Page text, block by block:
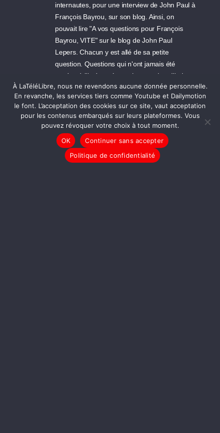
internautes, pour une interview de John Paul à
François Bayrou, sur son blog. Ainsi, on
pouvait lire "A vos questions pour François
Bayrou, VITE" sur le blog de John Paul
Lepers. Chacun y est allé de sa petite
question. Questions qui n'ont jamais été
posées à l'intéressé et qui sont aujourd'hui
tombées aux oubliettes......
29/09/2007 04:35 - Petit pimousse au rapport !
...La TéléLibre en force !!!!!!! Et je suis
d'accord avec Fred ( "pourquoi ne pas
collecter quelques questions d'internautes..." à
réfléchir... ) La TéléLibre en force !!!!!!!...
À LaTéléLibre, nous ne revendons aucune donnée personnelle.
En revanche, les services tiers comme Youtube et Dailymotion
le font. L’acceptation des cookies sur ce site, vaut acceptation
pour les contenus embarqués sur leurs plateformes. Vous
pouvez révoquer votre choix à tout moment.
OK
Continuer sans accepter
Politique de confidentialité